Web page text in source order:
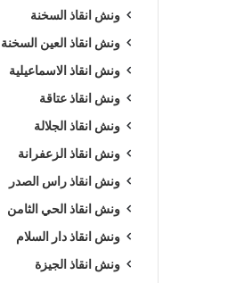
ونش انقاذ السخنة
ونش انقاذ العين السخنة
ونش انقاذ الاسماعيلية
ونش انقاذ عتاقة
ونش انقاذ الجلالة
ونش انقاذ الزعفرانة
ونش انقاذ راس الصدر
ونش انقاذ الحي الثامن
ونش انقاذ دار السلام
ونش انقاذ الجيزة